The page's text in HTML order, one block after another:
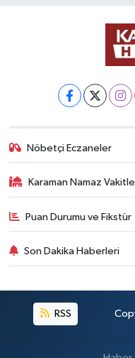
Nöbetçi Eczaneler
Karaman Namaz
Puan Durumu ve Fikstür
Son Dakika Haberleri
RSS